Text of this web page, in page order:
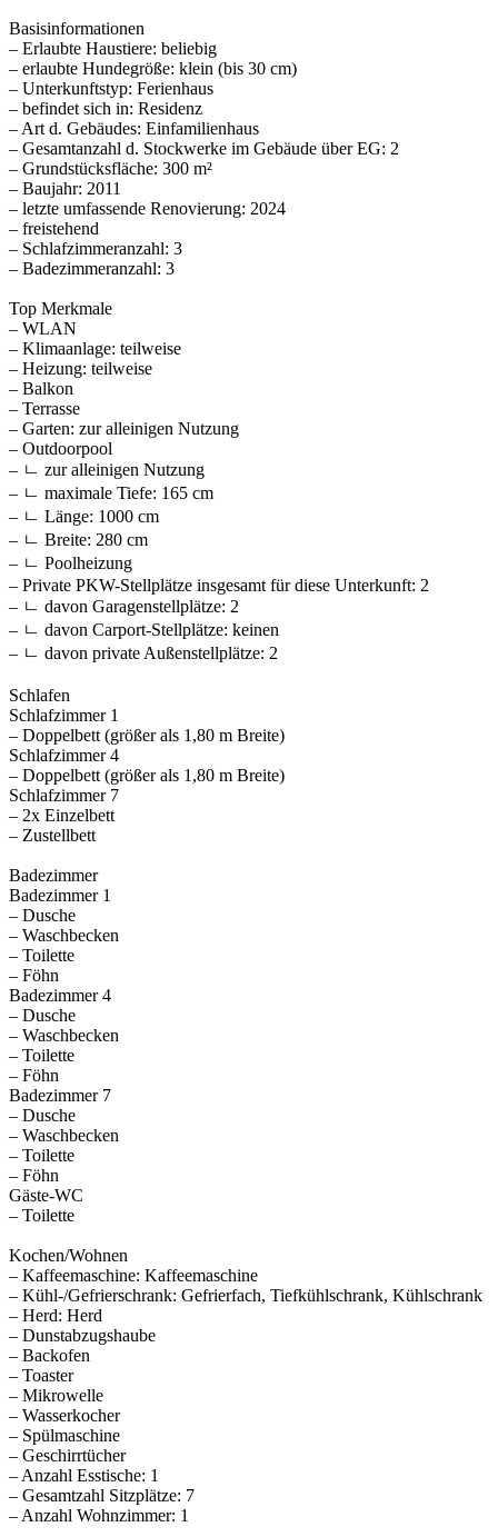
Basisinformationen
– Erlaubte Haustiere: beliebig
– erlaubte Hundegröße: klein (bis 30 cm)
– Unterkunftstyp: Ferienhaus
– befindet sich in: Residenz
– Art d. Gebäudes: Einfamilienhaus
– Gesamtanzahl d. Stockwerke im Gebäude über EG: 2
– Grundstücksfläche: 300 m²
– Baujahr: 2011
– letzte umfassende Renovierung: 2024
– freistehend
– Schlafzimmeranzahl: 3
– Badezimmeranzahl: 3
Top Merkmale
– WLAN
– Klimaanlage: teilweise
– Heizung: teilweise
– Balkon
– Terrasse
– Garten: zur alleinigen Nutzung
– Outdoorpool
– ㄴ zur alleinigen Nutzung
– ㄴ maximale Tiefe: 165 cm
– ㄴ Länge: 1000 cm
– ㄴ Breite: 280 cm
– ㄴ Poolheizung
– Private PKW-Stellplätze insgesamt für diese Unterkunft: 2
– ㄴ davon Garagenstellplätze: 2
– ㄴ davon Carport-Stellplätze: keinen
– ㄴ davon private Außen­stellplätze: 2
Schlafen
Schlafzimmer 1
– Doppelbett (größer als 1,80 m Breite)
Schlafzimmer 4
– Doppelbett (größer als 1,80 m Breite)
Schlafzimmer 7
– 2x Einzelbett
– Zustellbett
Badezimmer
Badezimmer 1
– Dusche
– Waschbecken
– Toilette
– Föhn
Badezimmer 4
– Dusche
– Waschbecken
– Toilette
– Föhn
Badezimmer 7
– Dusche
– Waschbecken
– Toilette
– Föhn
Gäste-WC
– Toilette
Kochen/Wohnen
– Kaffeemaschine: Kaffeemaschine
– Kühl-/Gefrierschrank: Gefrierfach, Tiefkühlschrank, Kühlschrank
– Herd: Herd
– Dunstabzugshaube
– Backofen
– Toaster
– Mikrowelle
– Wasserkocher
– Spülmaschine
– Geschirrtücher
– Anzahl Esstische: 1
– Gesamtzahl Sitzplätze: 7
– Anzahl Wohnzimmer: 1